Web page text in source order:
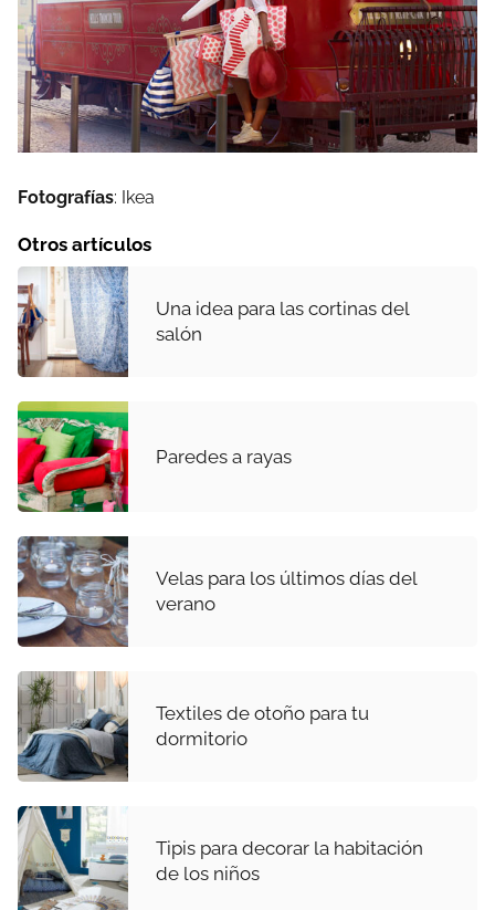
Fotografías: Ikea
Otros artículos
Una idea para las cortinas del
salón
Paredes a rayas
Velas para los últimos días del
verano
Textiles de otoño para tu
dormitorio
Tipis para decorar la habitación
de los niños